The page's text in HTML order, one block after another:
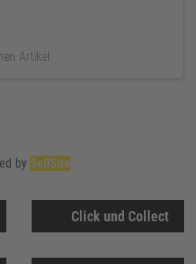
Artikel
Click und Collect
by SellSite